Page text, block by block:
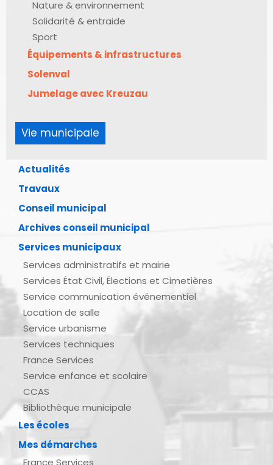
Nature & environnement
Solidarité & entraide
Sport
Équipements & infrastructures
Solenval
Jumelage avec Kreuzau
Vie municipale
Actualités
Travaux
Conseil municipal
Archives conseil municipal
Services municipaux
Services administratifs et mairie
Services État Civil, Élections et Cimetières
Service communication événementiel
Location de salle
Service urbanisme
Services techniques
France Services
Service enfance et scolaire
CCAS
Bibliothèque municipale
Les écoles
Mes démarches
France Services